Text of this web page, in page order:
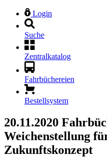
Login
Suche
Zentralkatalog
Fahrbüchereien
Bestellsystem
20.11.2020
Weichenstellung
Zukunftskonzept